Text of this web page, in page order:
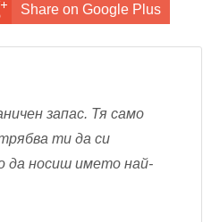
Share on Google Plus
запас. Тя само
ти да си
да носиш името най-